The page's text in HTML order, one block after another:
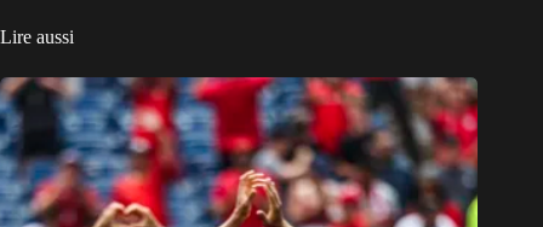
Lire aussi